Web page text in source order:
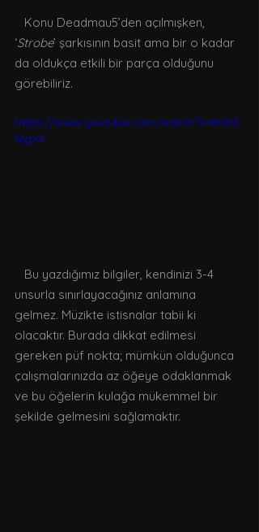
‘Strobe’ şarkısının basit ama bir o kadar
da oldukça etkili bir parça olduğunu
görebiliriz.
https://www.youtube.com/watch?v=tKi9Z-
f6qX4
unsurla sınırlayacağınız anlamına
gelmez. Müzikte istisnalar tabii ki
olacaktır. Burada dikkat edilmesi
gereken püf nokta; mümkün olduğunca
çalışmalarınızda az öğeye odaklanmak
ve bu öğelerin kulağa mükemmel bir
şekilde gelmesini sağlamaktır.